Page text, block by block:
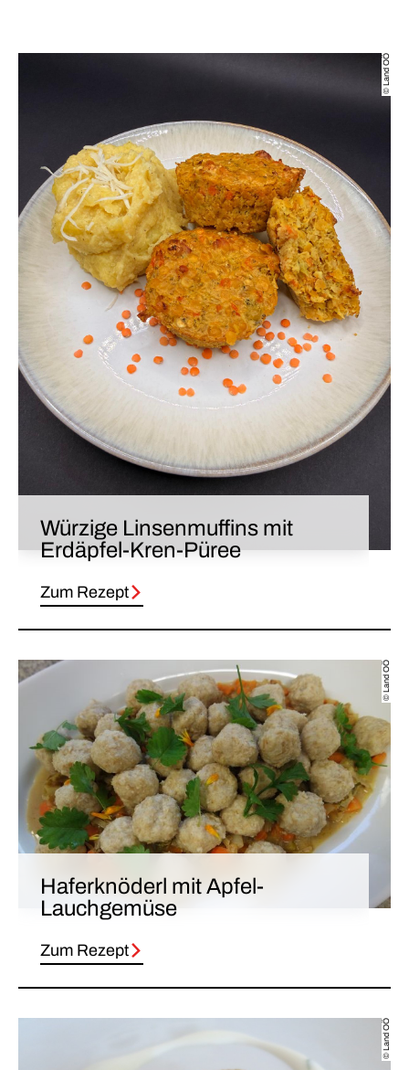
© Land OÖ
Würzige Linsenmuffins mit
Erdäpfel-Kren-Püree
Zum Rezept
© Land OÖ
Haferknöderl mit Apfel-
Lauchgemüse
Zum Rezept
© Land OÖ